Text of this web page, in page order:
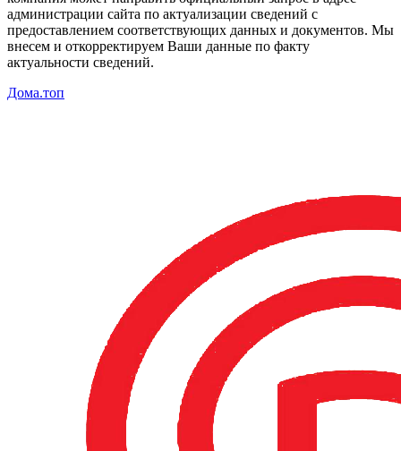
администрации сайта по актуализации сведений с
предоставлением соответствующих данных и документов. Мы
внесем и откорректируем Ваши данные по факту
актуальности сведений.
Дома.топ